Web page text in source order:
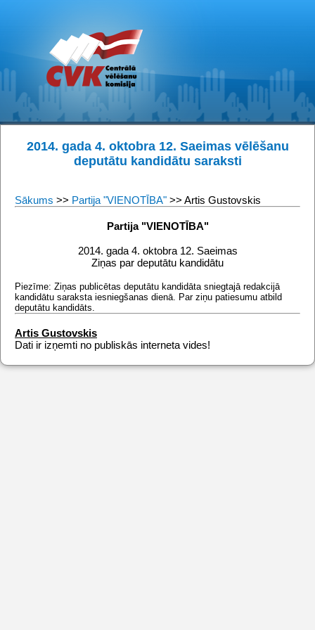
2014. gada 4. oktobra 12. Saeimas vēlēšanu
deputātu kandidātu saraksti
Sākums >> Partija "VIENOTĪBA" >> Artis Gustovskis
Partija "VIENOTĪBA"
2014. gada 4. oktobra 12. Saeimas
Ziņas par deputātu kandidātu
Piezīme: Ziņas publicētas deputātu kandidāta sniegtajā redakcijā
kandidātu saraksta iesniegšanas dienā. Par ziņu patiesumu atbild
deputātu kandidāts.
Artis Gustovskis
Dati ir izņemti no publiskās interneta vides!